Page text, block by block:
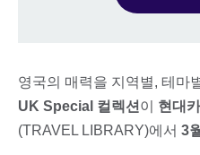
영국의 매력을 지역별, 테마
UK Special 컬렉션 이 현대
(TRAVEL LIBRARY)에서 3